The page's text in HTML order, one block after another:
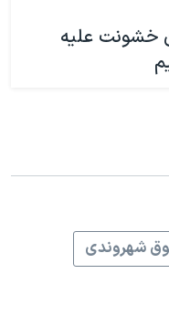
خشونت علیه
شهروندی